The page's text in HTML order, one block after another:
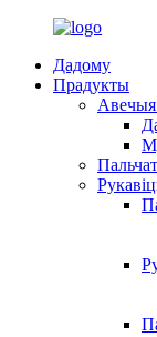
Дадому
Прадукты
Авечыя